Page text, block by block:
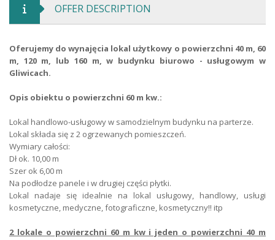
Building material
Fence type grate
Deposit
Rental period
Rent type
Retail space
Remained space 0
OFFER DESCRIPTION
Oferujemy do wynajęcia lokal użytkowy o powierzchni 40 m, 60
m, 120 m, lub 160 m, w budynku biurowo - usługowym w
Gliwicach.
Opis obiektu o powierzchni 60 m kw.:
Lokal handlowo-usługowy w samodzielnym budynku na parterze.
Lokal składa się z 2 ogrzewanych pomieszczeń.
Wymiary całości:
Dł ok. 10,00 m
Szer ok 6,00 m
Na podłodze panele i w drugiej części płytki.
Lokal nadaje się idealnie na lokal usługowy, handlowy, usługi
kosmetyczne, medyczne, fotograficzne, kosmetyczny!! itp
2 lokale o powierzchni 60 m kw i jeden o powierzchni 40 m